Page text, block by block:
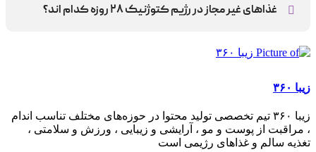
غذاهای غیر مجاز در رژیم کتوژنیک ۲۸ روزه کدام اند؟
بگذارید؛ چه تصفیه شده باشند چه طبیعی.
زیبا ۳۶۰
زیبا ۳۶۰ تیم تخصصی تولید محتوا در حوزه‌های مختلف تناسب اندام
، مراقبت از پوست و مو ، آرایشی و زیبایی ، ورزش و سلامتی ،
تغذیه سالم و غذاهای رژیمی است